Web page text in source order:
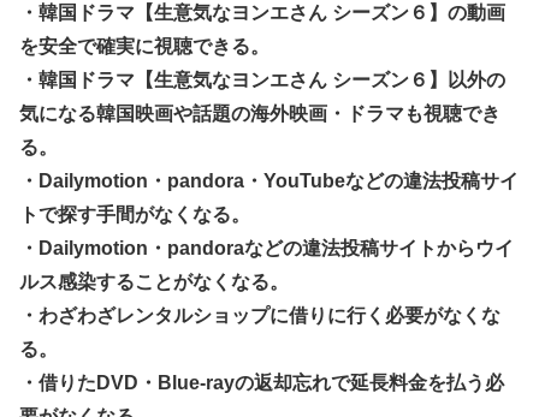
・韓国ドラマ【生意気なヨンエさん シーズン６】の動画
を安全で確実に視聴できる。
・韓国ドラマ【生意気なヨンエさん シーズン６】以外の
気になる韓国映画や話題の海外映画・ドラマも視聴でき
る。
・Dailymotion・pandora・YouTubeなどの違法投稿サイ
トで探す手間がなくなる。
・Dailymotion・pandoraなどの違法投稿サイトからウイ
ルス感染することがなくなる。
・わざわざレンタルショップに借りに行く必要がなくな
る。
・借りたDVD・Blue-rayの返却忘れで延長料金を払う必